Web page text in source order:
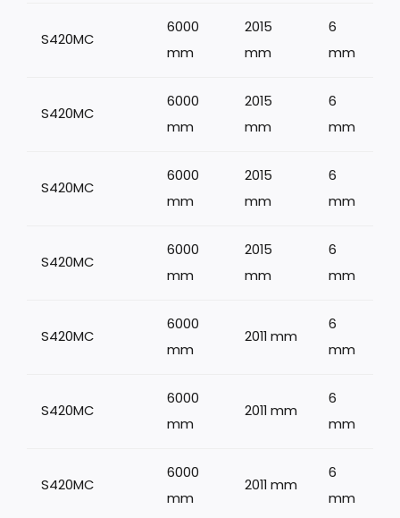
S420MC
6000
mm
2015
mm
6
mm
S420MC
6000
mm
2015
mm
6
mm
S420MC
6000
mm
2015
mm
6
mm
S420MC
6000
mm
2015
mm
6
mm
S420MC
6000
mm
2011 mm
6
mm
S420MC
6000
mm
2011 mm
6
mm
S420MC
6000
mm
2011 mm
6
mm